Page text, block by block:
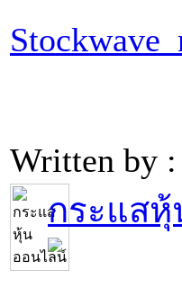
Written by :
กระแส